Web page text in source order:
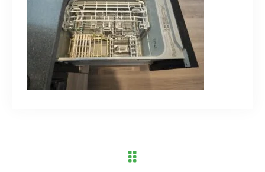
アクセス
03-6909-2648
お問い合わせはこちら